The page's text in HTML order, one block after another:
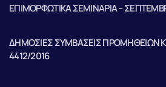
ΕΠΙΜΟΡΦΩΤΙΚΑ ΣΕΜΙΝΑΡΙΑ –
ΔΗΜΟΣΙΕΣ ΣΥΜΒΑΣΕΙΣ ΠΡΟΜΗΘΕΙΩΝ
4412/2016